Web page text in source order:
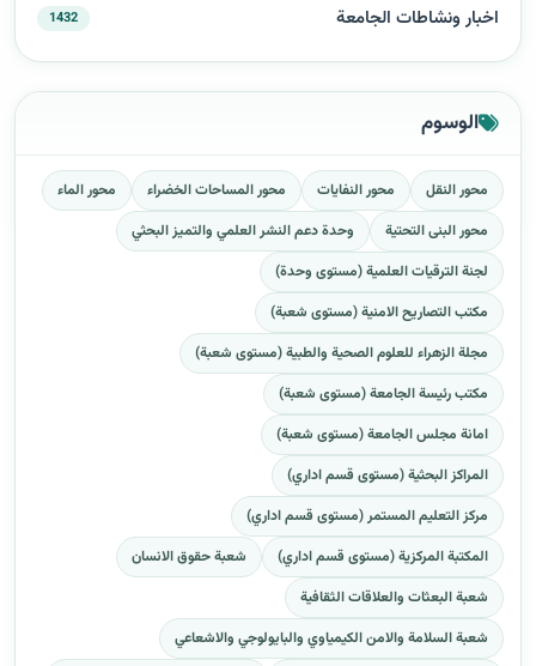
اخبار ونشاطات الجامعة 1432
الوسوم
محور النقل محور النفايات محور المساحات الخضراء
محور الماء
محور البنى التحتية
وحدة دعم النشر العلمي والتميز البحثي
لجنة الترقيات العلمية (مستوى وحدة)
مكتب التصاريح الامنية (مستوى شعبة)
مجلة الزهراء للعلوم الصحية والطبية (مستوى شعبة)
مكتب رئيسة الجامعة (مستوى شعبة)
امانة مجلس الجامعة (مستوى شعبة)
المراكز البحثية (مستوى قسم اداري)
مركز التعليم المستمر (مستوى قسم اداري)
المكتبة المركزية (مستوى قسم اداري)
شعبة حقوق الانسان
شعبة البعثات والعلاقات الثقافية
شعبة السلامة والامن الكيمياوي والبايولوجي والاشعاعي